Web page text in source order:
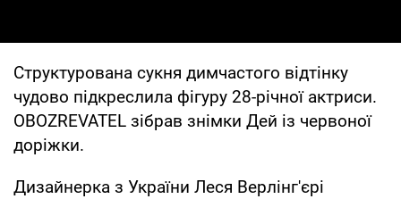
Структурована сукня димчастого відтінку
чудово підкреслила фігуру 28-річної актриси.
OBOZREVATEL зібрав знімки Дей із червоної
доріжки.
Дизайнерка з України Леся Верлінг'єрі